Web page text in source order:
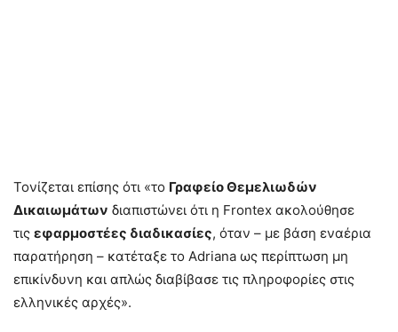
Τονίζεται επίσης ότι «το Γραφείο Θεμελιωδών
Δικαιωμάτων διαπιστώνει ότι η Frontex ακολούθησε
τις εφαρμοστέες διαδικασίες, όταν – με βάση εναέρια
παρατήρηση – κατέταξε το Adriana ως περίπτωση μη
επικίνδυνη και απλώς διαβίβασε τις πληροφορίες στις
ελληνικές αρχές».